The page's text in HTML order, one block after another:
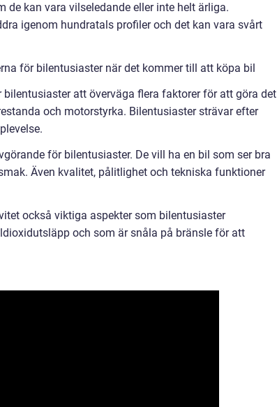
de kan vara vilseledande eller inte helt ärliga.
igenom hundratals profiler och det kan vara svårt
för bilentusiaster när det kommer till att köpa bil
att överväga flera faktorer för att göra det
och motorstyrka. Bilentusiaster strävar efter
för bilentusiaster. De vill ha en bil som ser bra
Även kvalitet, pålitlighet och tekniska funktioner
också viktiga aspekter som bilentusiaster
och som är snåla på bränsle för att